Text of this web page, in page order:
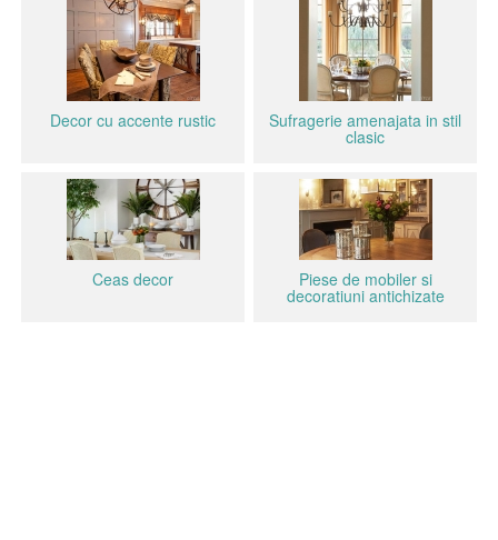
Decor cu accente rustic Sufragerie amenajata in stil
clasic
Ceas decor Piese de mobiler si
decoratiuni antichizate